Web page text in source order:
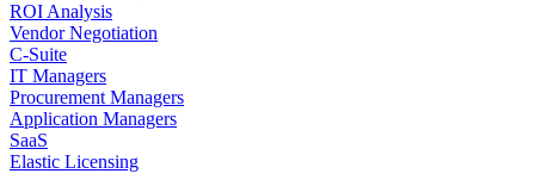
ROI Analysis
Vendor Negotiation
C-Suite
IT Managers
Procurement Managers
Application Managers
SaaS
Elastic Licensing